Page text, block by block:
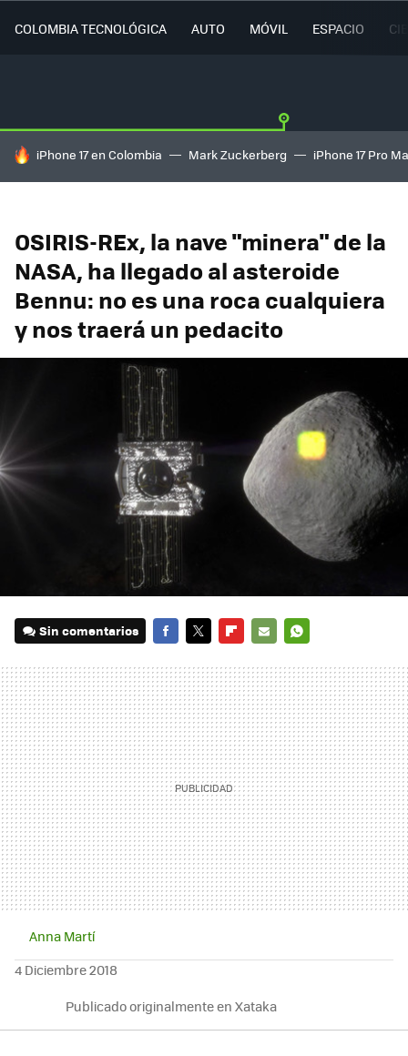
COLOMBIA TECNOLÓGICA AUTO MÓVIL ESPACIO
HOY SE HABLA DE
iPhone 17 en Colombia Mark Zuckerberg iPhone 17 Pro
OSIRIS-REx, la nave "minera" de la
NASA, ha llegado al asteroide
Bennu: no es una roca cualquiera
y nos traerá un pedacito
Sin comentarios
MAIL
Anna Martí
4 Diciembre 2018
Publicado originalmente en Xataka